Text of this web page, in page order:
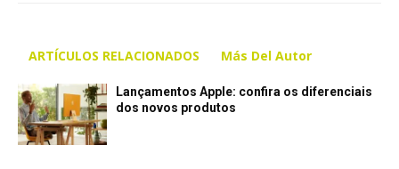
ARTÍCULOS RELACIONADOS Más Del Autor
Lançamentos Apple: confira os diferenciais
dos novos produtos